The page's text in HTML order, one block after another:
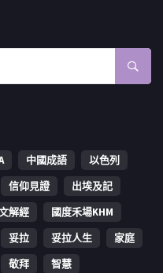
中國成語
以色列
信仰見證
出埃及記
解經
國度禾場KHM
妥拉 妥拉人生
家庭
敬拜 智慧